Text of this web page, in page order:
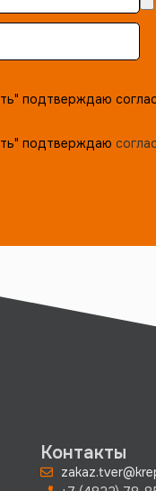
подтверждаю
подтверждаю
Контакты